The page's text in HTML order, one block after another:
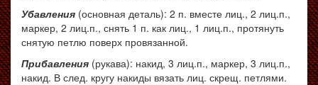
Убавления (основная деталь): 2 п. вместе лиц., 2 лиц.п.,
маркер, 2 лиц.п., снять 1 п. как лиц., 1 лиц.п., протянуть
снятую петлю поверх провязанной.
Прибавления (рукава): накид, 3 лиц.п., маркер, 3 лиц.п.,
накид. В след. кругу накиды вязать лиц. скрещ. петлями.